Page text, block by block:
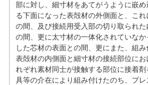
部に対し、細寸材をあてがうように嵌
る下面になった表殻材の外側面と、こ
の間、及び接続用受入部の切り取られ
の間、更に太寸材の一体化されていな
した芯材の表面との間、更にまた、組
表殻材の内側面と細寸材の接続部位に
れぞれ素材同士が接触する部位に接着
具等の介在により組み付けたのち、プ